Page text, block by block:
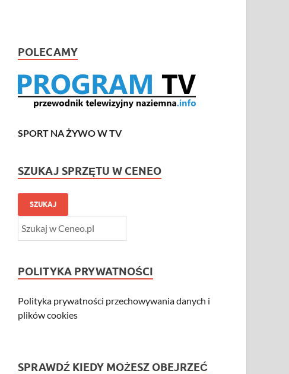
POLECAMY
SPORT NA ŻYWO W TV
SZUKAJ SPRZĘTU W CENEO
SZUKAJ
POLITYKA PRYWATNOŚCI
Polityka prywatności przechowywania danych i
plików cookies
SPRAWDŹ KIEDY MOŻESZ OBEJRZEĆ